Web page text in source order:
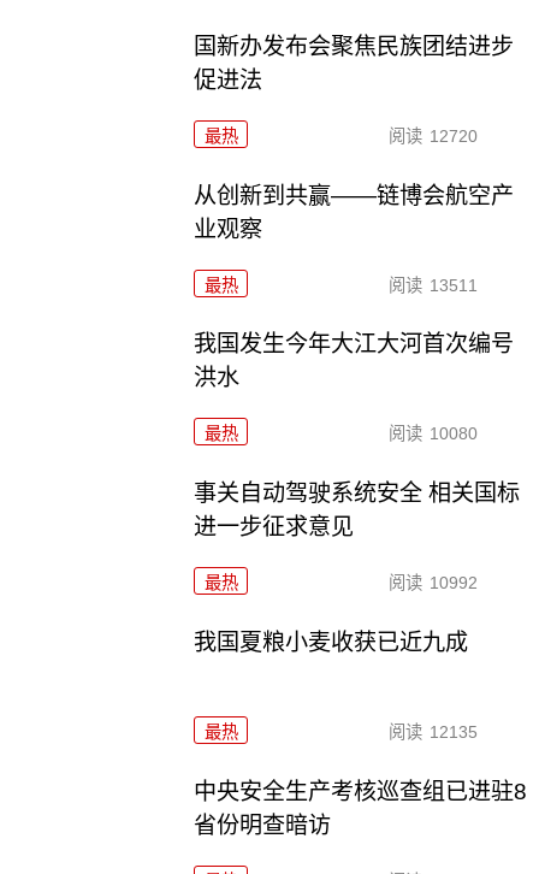
国新办发布会聚焦民族团结进步
促进法
最热 阅读 12720
从创新到共赢——链博会航空产
业观察
最热 阅读 13511
我国发生今年大江大河首次编号
洪水
最热 阅读 10080
事关自动驾驶系统安全 相关国标
进一步征求意见
最热 阅读 10992
我国夏粮小麦收获已近九成
最热 阅读 12135
中央安全生产考核巡查组已进驻8
省份明查暗访